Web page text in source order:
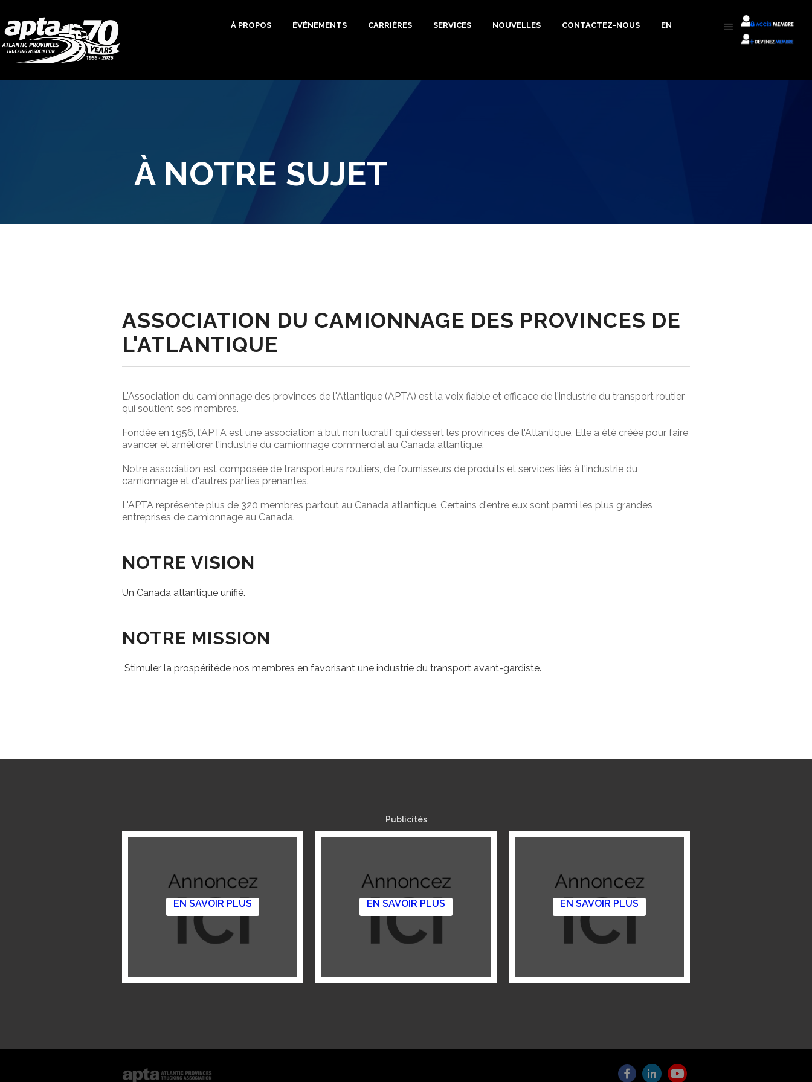
À PROPOS ÉVÉNEMENTS CARRIÈRES SERVICES NOUVELLES CONTACTEZ-NOUS EN
À NOTRE SUJET
ASSOCIATION DU CAMIONNAGE DES PROVINCES DE
L'ATLANTIQUE
L'Association du camionnage des provinces de l'Atlantique (APTA) est la voix fiable et efficace de l'industrie du transport routier
qui soutient ses membres.
Fondée en 1956, l'APTA est une association à but non lucratif qui dessert les provinces de l'Atlantique. Elle a été créée pour faire
avancer et améliorer l'industrie du camionnage commercial au Canada atlantique.
Notre association est composée de transporteurs routiers, de fournisseurs de produits et services liés à l'industrie du
camionnage et d'autres parties prenantes.
L'APTA représente plus de 320 membres partout au Canada atlantique. Certains d'entre eux sont parmi les plus grandes
entreprises de camionnage au Canada.
NOTRE VISION
Un Canada atlantique unifié.
NOTRE MISSION
Stimuler la prospéritéde nos membres en favorisant une industrie du transport avant-gardiste.
Publicités
EN SAVOIR PLUS EN SAVOIR PLUS EN SAVOIR PLUS